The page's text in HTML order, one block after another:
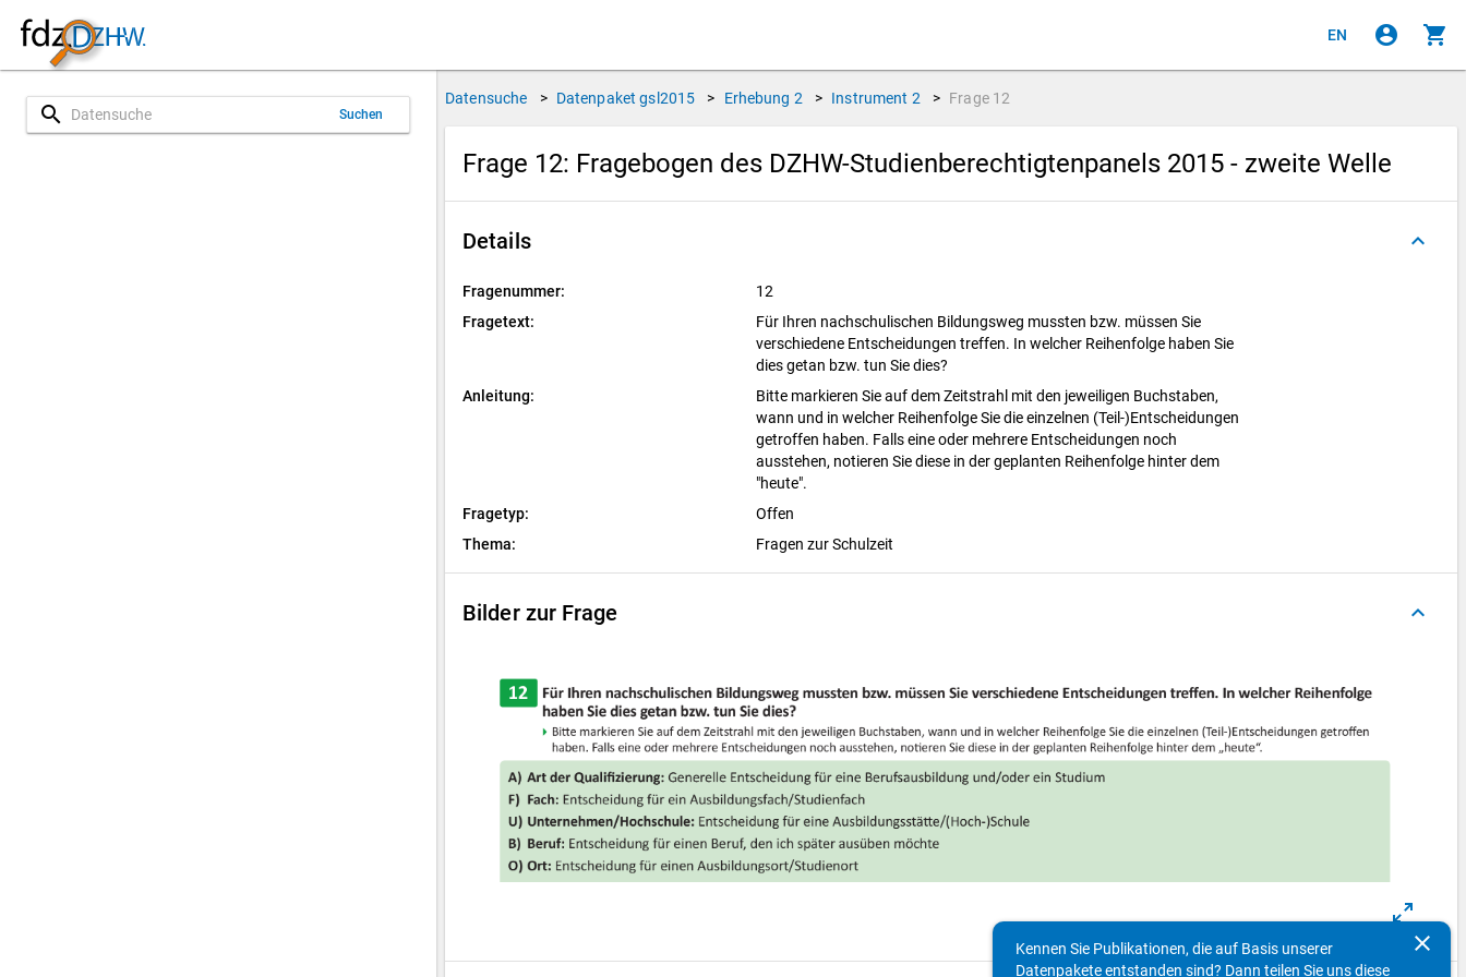
EN account_circle shopping_cart
search Suchen
Datensuche > Datenpaket gsl2015 > Erhebung 2 > Instrument 2 > Frage 12
Frage 12: Fragebogen des DZHW-Studienberechtigtenpanels 2015 - zweite Welle
Details keyboard_arrow_up
Fragenummer:
12
Fragetext:
Für Ihren nachschulischen Bildungsweg mussten bzw. müssen Sie
verschiedene Entscheidungen treffen. In welcher Reihenfolge haben Sie
dies getan bzw. tun Sie dies?
Anleitung:
Bitte markieren Sie auf dem Zeitstrahl mit den jeweiligen Buchstaben,
wann und in welcher Reihenfolge Sie die einzelnen (Teil-)Entscheidungen
getroffen haben. Falls eine oder mehrere Entscheidungen noch
ausstehen, notieren Sie diese in der geplanten Reihenfolge hinter dem
"heute".
Fragetyp:
Offen
Thema:
Fragen zur Schulzeit
Bilder zur Frage keyboard_arrow_up
clear
Kennen Sie Publikationen, die auf Basis unserer
Datenpakete entstanden sind? Dann teilen Sie uns diese